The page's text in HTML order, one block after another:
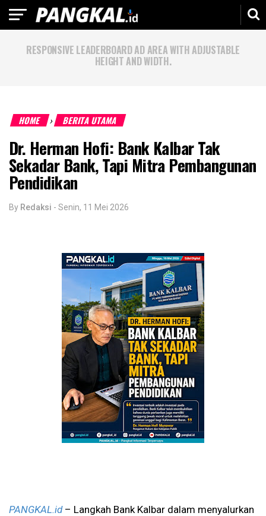
RESPONSIVE LEADERBOARD AD AREA WITH ADJUSTABLE
HEIGHT AND WIDTH.
HOME › BERITA UTAMA
Dr. Herman Hofi: Bank Kalbar Tak
Sekadar Bank, Tapi Mitra Pembangunan
Pendidikan
By Redaksi - Senin, 11 Mei 2026
PANGKAL.id– Langkah Bank Kalbar dalam menyalurkan